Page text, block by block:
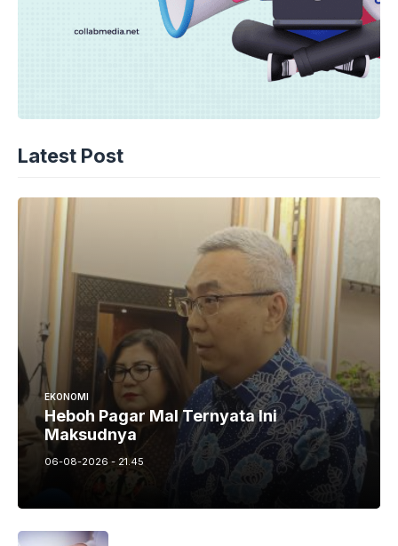
Latest Post
EKONOMI
Heboh Pagar Mal Ternyata Ini
Maksudnya
06-08-2026 - 21.45